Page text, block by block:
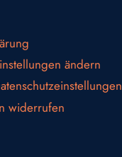
ändern
widerrufen